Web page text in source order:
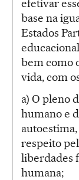
efetivar
base na
Estados
bem como
vida, com
a) O pleno
humano e
respeito
liberdades
humana;